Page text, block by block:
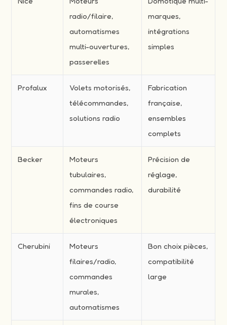
radio/filaire,
automatismes
multi-ouvertures,
passerelles
marques,
intégrations
simples
Profalux
Volets motorisés,
télécommandes,
solutions radio
Fabrication
française,
ensembles
complets
Becker
Moteurs
tubulaires,
commandes radio,
fins de course
électroniques
Précision de
réglage,
durabilité
Cherubini
Moteurs
filaires/radio,
commandes
murales,
automatismes
Bon choix pièces,
compatibilité
large